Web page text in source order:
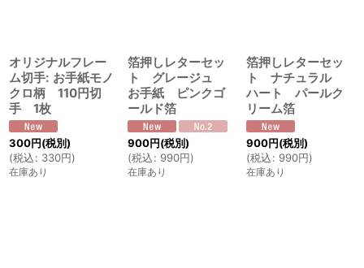
オリジナルフレー
ム切手: お手紙モノ
クロ柄 110円切
手 1枚
300円(税別)
(税込: 330円)
在庫あり
箔押しレターセッ
ト グレージュ
お手紙 ピンクゴ
ールド箔
900円(税別)
(税込: 990円)
在庫あり
箔押しレターセッ
ト ナチュラル
ハート パールク
リーム箔
900円(税別)
(税込: 990円)
在庫あり